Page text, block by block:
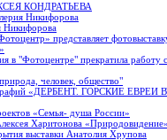
КОНДРАТЬЕВА
Никифорова
Никифорова
представляет
в "Фотоцентре" прекратила работу
человек, общество"
«ДЕРБЕНТ. ГОРСКИЕ ЕВРЕИ
«Семья- душа России»
Харитонова «Природовидение»
выставки Анатолия Хрупова